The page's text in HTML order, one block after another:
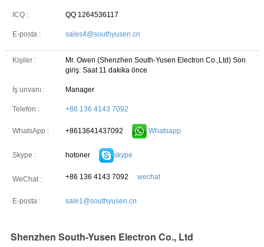
ICQ : QQ 1264536117
E-posta : sales4@southyusen.cn
Kişiler : Mr. Owen (Shenzhen South-Yusen Electron Co.,Ltd) Son
giriş: Saat 11 dakika önce
İş unvanı : Manager
Telefon : +86 136 4143 7092
WhatsApp : +8613641437092 Whatsapp
Skype : hotoner skype
WeChat : +86 136 4143 7092 wechat
E-posta : sale1@southyusen.cn
Shenzhen South-Yusen Electron Co., Ltd